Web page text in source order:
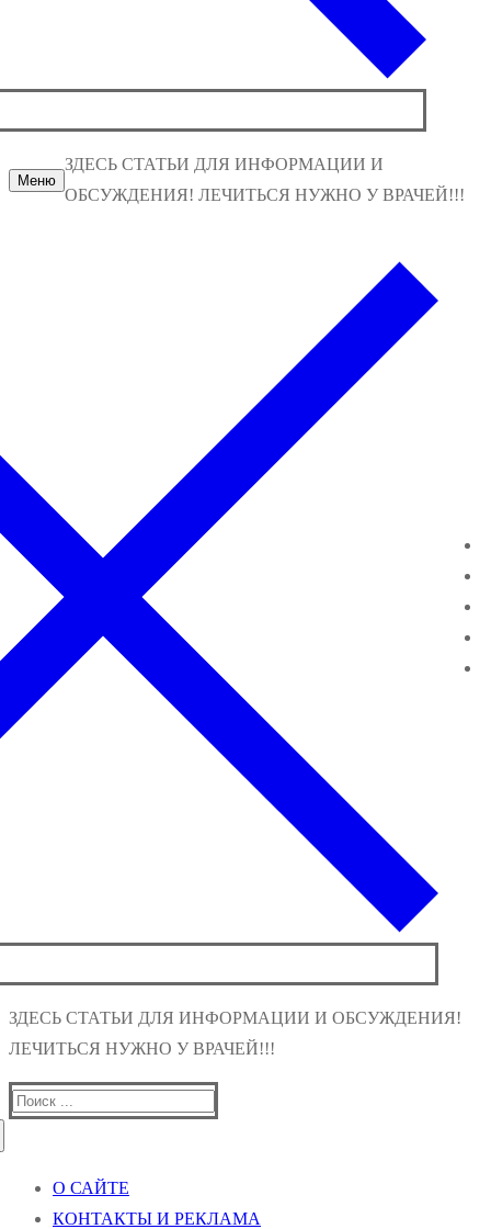
Меню
ЗДЕСЬ СТАТЬИ ДЛЯ ИНФОРМАЦИИ И
ОБСУЖДЕНИЯ! ЛЕЧИТЬСЯ НУЖНО У ВРАЧЕЙ!!!
ЗДЕСЬ СТАТЬИ ДЛЯ ИНФОРМАЦИИ И ОБСУЖДЕНИЯ!
ЛЕЧИТЬСЯ НУЖНО У ВРАЧЕЙ!!!
Найти:
О САЙТЕ
КОНТАКТЫ И РЕКЛАМА